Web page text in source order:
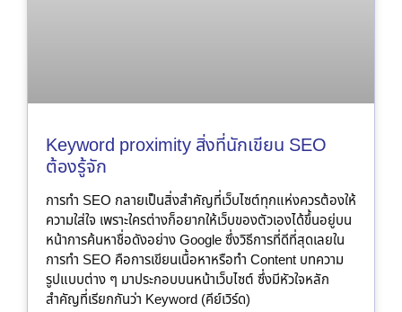
Keyword proximity สิ่งที่นักเขียน SEO
ต้องรู้จัก
การทำ SEO กลายเป็นสิ่งสำคัญที่เว็บไซต์ทุกแห่งควรต้องให้
ความใส่ใจ เพราะใครต่างก็อยากให้เว็บของตัวเองได้ขึ้นอยู่บน
หน้าการค้นหาชื่อดังอย่าง Google ซึ่งวิธีการที่ดีที่สุดเลยใน
การทำ SEO คือการเขียนเนื้อหาหรือทำ Content บทความ
รูปแบบต่าง ๆ มาประกอบบนหน้าเว็บไซต์ ซึ่งมีหัวใจหลัก
สำคัญที่เรียกกันว่า Keyword (คีย์เวิร์ด)